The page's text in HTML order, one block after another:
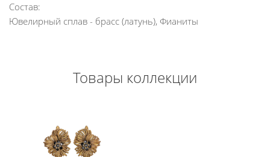
Состав:
Ювелирный сплав - брасс (латунь), Фианиты
Товары коллекции